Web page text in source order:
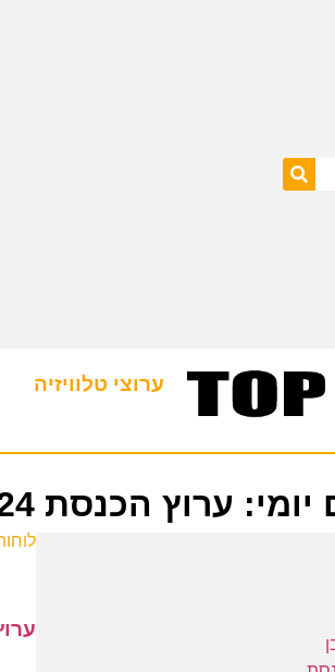
ערוצי טלוויזיה
ערוץ הכנסת 25-01-2024
ערוץ